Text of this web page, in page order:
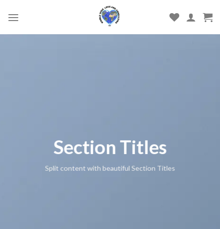
Section Titles
Split content with beautiful Section Titles